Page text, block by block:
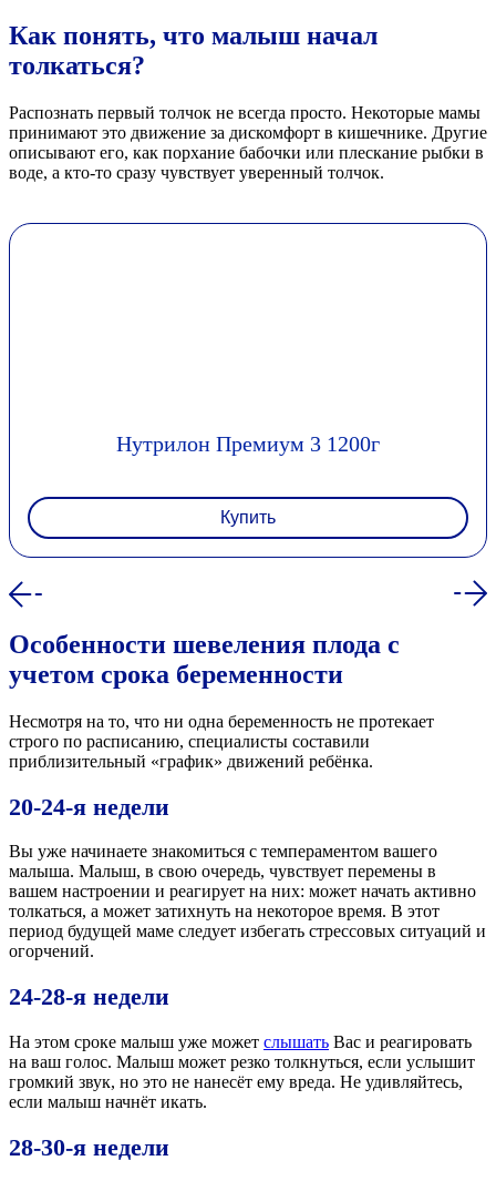
Как понять, что малыш начал
толкаться?
Распознать первый толчок не всегда просто. Некоторые мамы
принимают это движение за дискомфорт в кишечнике. Другие
описывают его, как порхание бабочки или плескание рыбки в
воде, а кто-то сразу чувствует уверенный толчок.
Нутрилон Премиум 3 1200г
Купить
Особенности шевеления плода с
учетом срока беременности
Несмотря на то, что ни одна беременность не протекает
строго по расписанию, специалисты составили
приблизительный «график» движений ребёнка.
20-24-я недели
Вы уже начинаете знакомиться с темпераментом вашего
малыша. Малыш, в свою очередь, чувствует перемены в
вашем настроении и реагирует на них: может начать активно
толкаться, а может затихнуть на некоторое время. В этот
период будущей маме следует избегать стрессовых ситуаций и
огорчений.
24-28-я недели
На этом сроке малыш уже может слышать Вас и реагировать
на ваш голос. Малыш может резко толкнуться, если услышит
громкий звук, но это не нанесёт ему вреда. Не удивляйтесь,
если малыш начнёт икать.
28-30-я недели